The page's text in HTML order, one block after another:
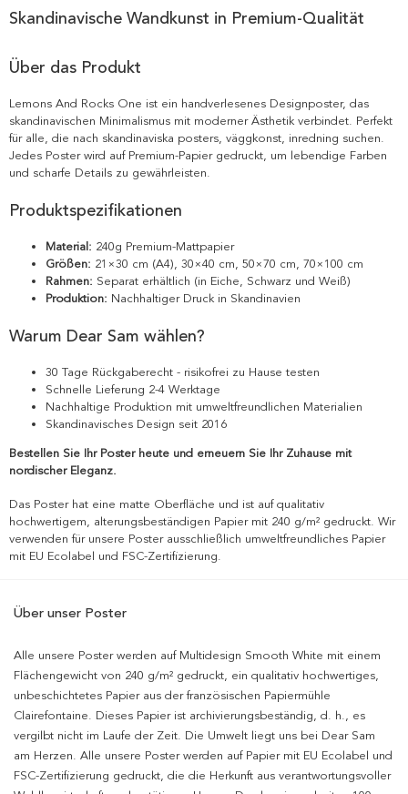
Skandinavische Wandkunst in Premium-Qualität
Über das Produkt
Lemons And Rocks One ist ein handverlesenes Designposter, das
skandinavischen Minimalismus mit moderner Ästhetik verbindet. Perfekt
für alle, die nach skandinaviska posters, väggkonst, inredning suchen.
Jedes Poster wird auf Premium-Papier gedruckt, um lebendige Farben
und scharfe Details zu gewährleisten.
Produktspezifikationen
Material: 240g Premium-Mattpapier
Größen: 21×30 cm (A4), 30×40 cm, 50×70 cm, 70×100 cm
Rahmen: Separat erhältlich (in Eiche, Schwarz und Weiß)
Produktion: Nachhaltiger Druck in Skandinavien
Warum Dear Sam wählen?
30 Tage Rückgaberecht - risikofrei zu Hause testen
Schnelle Lieferung 2-4 Werktage
Nachhaltige Produktion mit umweltfreundlichen Materialien
Skandinavisches Design seit 2016
Bestellen Sie Ihr Poster heute und erneuern Sie Ihr Zuhause mit
nordischer Eleganz.
Das Poster hat eine matte Oberfläche und ist auf qualitativ
hochwertigem, alterungsbeständigen Papier mit 240 g/m² gedruckt. Wir
verwenden für unsere Poster ausschließlich umweltfreundliches Papier
mit EU Ecolabel und FSC-Zertifizierung.
Über unser Poster
Alle unsere Poster werden auf Multidesign Smooth White mit einem
Flächengewicht von 240 g/m² gedruckt, ein qualitativ hochwertiges,
unbeschichtetes Papier aus der französischen Papiermühle
Clairefontaine. Dieses Papier ist archivierungsbeständig, d. h., es
vergilbt nicht im Laufe der Zeit. Die Umwelt liegt uns bei Dear Sam
am Herzen. Alle unsere Poster werden auf Papier mit EU Ecolabel und
FSC-Zertifizierung gedruckt, die die Herkunft aus verantwortungsvoller